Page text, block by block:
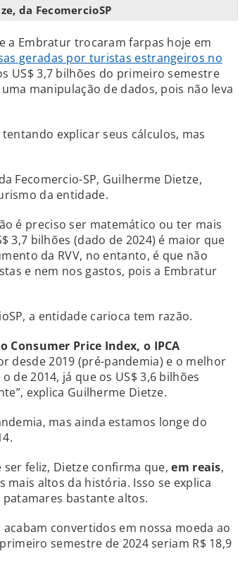
da FecomercioSP
a Embratur trocaram farpas hoje em
geradas por turistas estrangeiros no
US$ 3,7 bilhões do primeiro semestre
manipulação de dados, pois não leva
explicar seus cálculos, mas
Fecomercio-SP, Guilherme Dietze,
da entidade.
é preciso ser matemático ou ter mais
3,7 bilhões (dado de 2024) é maior que
da RVV, no entanto, é que não
e nem nos gastos, pois a Embratur
a entidade carioca tem razão.
Consumer Price Index, o IPCA
desde 2019 (pré-pandemia) e o melhor
de 2014, já que os US$ 3,6 bilhões
explica Guilherme Dietze.
mas ainda estamos longe do
feliz, Dietze confirma que,em reais,
mais altos da história. Isso se explica
bastante altos.
convertidos em nossa moeda ao
semestre de 2024 seriam R$ 18,9